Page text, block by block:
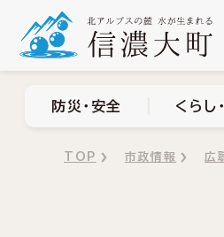
防災・安全 くらし
TOP 市政情報 広